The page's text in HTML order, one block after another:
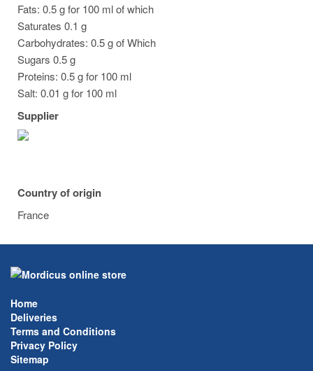
Fats: 0.5 g for 100 ml of which
Saturates 0.1 g
Carbohydrates: 0.5 g of Which
Sugars 0.5 g
Proteins: 0.5 g for 100 ml
Salt: 0.01 g for 100 ml
Supplier
Country of origin
France
Home
Deliveries
Terms and Conditions
Privacy Policy
Sitemap